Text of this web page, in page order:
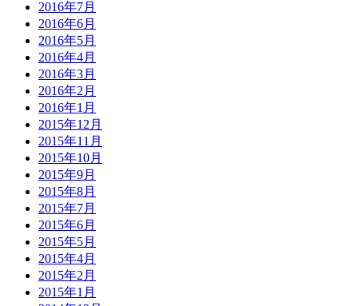
2016年7月
2016年6月
2016年5月
2016年4月
2016年3月
2016年2月
2016年1月
2015年12月
2015年11月
2015年10月
2015年9月
2015年8月
2015年7月
2015年6月
2015年5月
2015年4月
2015年2月
2015年1月